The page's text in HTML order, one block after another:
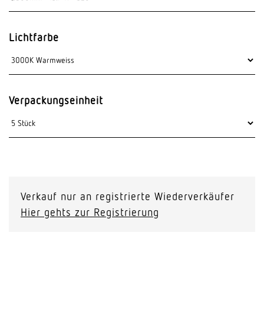
Lichtfarbe
Verpackungseinheit
Verkauf nur an registrierte Wiederverkäufer
Hier gehts zur Registrierung